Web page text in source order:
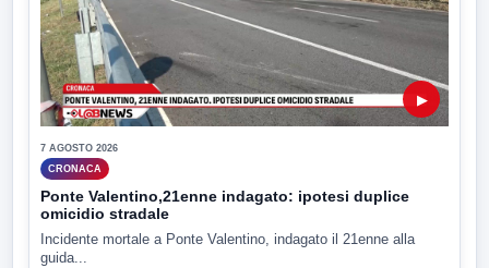
▶
7 AGOSTO 2026
CRONACA
Ponte Valentino,21enne indagato: ipotesi duplice
omicidio stradale
Incidente mortale a Ponte Valentino, indagato il 21enne alla
guida...